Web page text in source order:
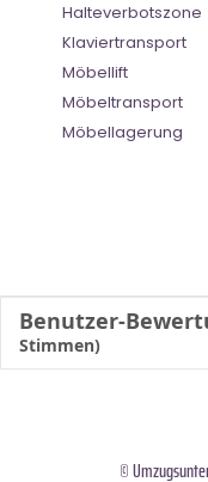
Halteverbotszone
Klaviertransport
Möbellift
Möbeltransport
Möbellagerung
Benutzer-
Stimmen)
©